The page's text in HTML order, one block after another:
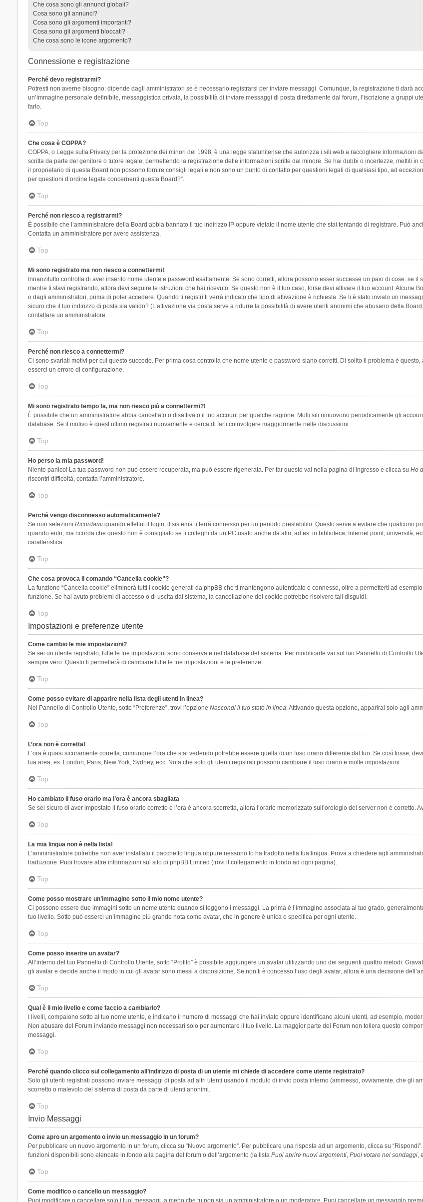
Che cosa sono gli annunci globali?
Cosa sono gli annunci?
Cosa sono gli argomenti importanti?
Cosa sono gli argomenti bloccati?
Che cosa sono le icone argomento?
Connessione e registrazione
Perché devo registrarmi?
Potresti non averne bisogno: dipende dagli amministratori se è necessario registrarsi per inviare messaggi. Comunque, la registrazione ti darà
un’immagine personale definibile, messaggistica privata, la possibilità di inviare messaggi di posta direttamente dal forum, l’iscrizione a gruppi
farlo.
Top
Che cosa è COPPA?
COPPA, o Legge sulla Privacy per la protezione dei minori del 1998, è una legge statunitense che autorizza i siti web a raccogliere informazioni
scritta da parte del genitore o tutore legale, permettendo la registrazione delle informazioni scritte dal minore. Se hai dubbi o incertezze, mettiti
il proprietario di questa Board non possono fornire consigli legali e non sono un punto di contatto per questioni legali di qualsiasi tipo, ad
per questioni d’ordine legale concernenti questa Board?”.
Top
Perché non riesco a registrarmi?
È possibile che l’amministratore della Board abbia bannato il tuo indirizzo IP oppure vietato il nome utente che stai tentando di registrare. Può
Contatta un amministratore per avere assistenza.
Top
Mi sono registrato ma non riesco a connettermi!
Innanzitutto controlla di aver inserito nome utente e password esattamente. Se sono corretti, allora possono esser successe un paio di cose: se
mentre ti stavi registrando, allora devi seguire le istruzioni che hai ricevuto. Se questo non è il tuo caso, forse devi attivare il tuo account. Alcune
o dagli amministratori, prima di poter accedere. Quando ti registri ti verrà indicato che tipo di attivazione è richiesta. Se ti è stato inviato un
sicuro che il tuo indirizzo di posta sia valido? (L’attivazione via posta serve a ridurre la possibilità di avere utenti anonimi che abusano della
contattare un amministratore.
Top
Perché non riesco a connettermi?
Ci sono svariati motivi per cui questo succede. Per prima cosa controlla che nome utente e password siano corretti. Di solito il problema è
esserci un errore di configurazione.
Top
Mi sono registrato tempo fa, ma non riesco più a connettermi?!
È possibile che un amministratore abbia cancellato o disattivato il tuo account per qualche ragione. Molti siti rimuovono periodicamente gli
database. Se il motivo è quest’ultimo registrati nuovamente e cerca di farti coinvolgere maggiormente nelle discussioni.
Top
Ho perso la mia password!
Niente panico! La tua password non può essere recuperata, ma può essere rigenerata. Per far questo vai nella pagina di ingresso e clicca su Ho
riscontri difficoltà, contatta l’amministratore.
Top
Perché vengo disconnesso automaticamente?
Se non selezioni Ricordamiquando effettui il login, il sistema ti terrà connesso per un periodo prestabilito. Questo serve a evitare che qualcuno
quando entri, ma ricorda che questo non è consigliato se ti colleghi da un PC usato anche da altri, ad es. in biblioteca, Internet point, università,
caratteristica.
Top
Che cosa provoca il comando “Cancella cookie”?
La funzione “Cancella cookie” eliminerà tutti i cookie generati da phpBB che ti mantengono autenticato e connesso, oltre a permetterti ad
funzione. Se hai avuto problemi di accesso o di uscita dal sistema, la cancellazione dei cookie potrebbe risolvere tali disguidi.
Top
Impostazioni e preferenze utente
Come cambio le mie impostazioni?
Se sei un utente registrato, tutte le tue impostazioni sono conservate nel database del sistema. Per modificarle vai sul tuo Pannello di Controllo
sempre vero. Questo ti permetterà di cambiare tutte le tue impostazioni e le preferenze.
Top
Come posso evitare di apparire nella lista degli utenti in linea?
Nel Pannello di Controllo Utente, sotto “Preferenze”, trovi l’opzione Nascondi il tuo stato in linea. Attivando questa opzione, apparirai solo agli
Top
L’ora non è corretta!
L’ora è quasi sicuramente corretta, comunque l’ora che stai vedendo potrebbe essere quella di un fuso orario differente dal tuo. Se così fosse,
tua area, es. London, Paris, New York, Sydney, ecc. Nota che solo gli utenti registrati possono cambiare il fuso orario e molte impostazioni.
Top
Ho cambiato il fuso orario ma l’ora è ancora sbagliata
Se sei sicuro di aver impostato il fuso orario corretto e l’ora è ancora scorretta, allora l’orario memorizzato sull’orologio del server non è corretto.
Top
La mia lingua non è nella lista!
L’amministratore potrebbe non aver installato il pacchetto lingua oppure nessuno lo ha tradotto nella tua lingua. Prova a chiedere agli
traduzione. Puoi trovare altre informazioni sul sito di phpBB Limited (trovi il collegamento in fondo ad ogni pagina).
Top
Come posso mostrare un’immagine sotto il mio nome utente?
Ci possono essere due immagini sotto un nome utente quando si leggono i messaggi. La prima è l’immagine associata al tuo grado,
tuo livello. Sotto può esserci un’immagine più grande nota come avatar, che in genere è unica e specifica per ogni utente.
Top
Come posso inserire un avatar?
All’interno del tuo Pannello di Controllo Utente, sotto “Profilo” è possibile aggiungere un avatar utilizzando uno dei seguenti quattro metodi:
gli avatar e decide anche il modo in cui gli avatar sono messi a disposizione. Se non ti è concesso l’uso degli avatar, allora è una decisione
Top
Qual è il mio livello e come faccio a cambiarlo?
I livelli, compaiono sotto al tuo nome utente, e indicano il numero di messaggi che hai inviato oppure identificano alcuni utenti, ad esempio,
Non abusare del Forum inviando messaggi non necessari solo per aumentare il tuo livello. La maggior parte dei Forum non tollera questo
messaggi.
Top
Perché quando clicco sul collegamento all’indirizzo di posta di un utente mi chiede di accedere come utente registrato?
Solo gli utenti registrati possono inviare messaggi di posta ad altri utenti usando il modulo di invio posta interno (ammesso, ovviamente, che gli
scorretto o malevolo del sistema di posta da parte di utenti anonimi.
Top
Invio Messaggi
Come apro un argomento o invio un messaggio in un forum?
Per pubblicare un nuovo argomento in un forum, clicca su “Nuovo argomento”. Per pubblicare una risposta ad un argomento, clicca su
funzioni disponibili sono elencate in fondo alla pagina del forum o dell’argomento (la lista Puoi aprire nuovi argomenti, Puoi votare nei sondaggi,
Top
Come modifico o cancello un messaggio?
Puoi modificare o cancellare solo i tuoi messaggi, a meno che tu non sia un amministratore o un moderatore. Puoi cancellare un messaggio